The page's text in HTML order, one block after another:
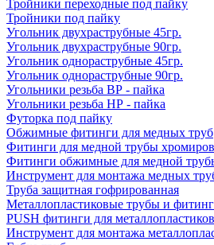
Тройники переходные под пайку
Тройники под пайку
Угольник двухраструбные 45гр.
Угольник двухраструбные 90гр.
Угольник однораструбные 45гр.
Угольник однораструбные 90гр.
Угольники резьба ВР - пайка
Угольники резьба НР - пайка
Футорка под пайку
Обжимные фитинги для медных труб
Фитинги для медной трубы
Фитинги обжимные для медной
Инструмент для монтажа медных
Труба защитная гофрированная
Металлопластиковые трубы и
PUSH фитинги для
Инструмент для монтажа